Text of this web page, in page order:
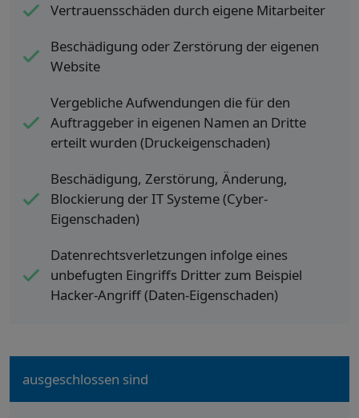
Vertrauensschäden durch eigene Mitarbeiter
Beschädigung oder Zerstörung der eigenen
Website
Vergebliche Aufwendungen die für den
Auftraggeber in eigenen Namen an Dritte
erteilt wurden (Druckeigenschaden)
Beschädigung, Zerstörung, Änderung,
Blockierung der IT Systeme (Cyber-
Eigenschaden)
Datenrechtsverletzungen infolge eines
unbefugten Eingriffs Dritter zum Beispiel
Hacker-Angriff (Daten-Eigenschaden)
ausgeschlossen sind